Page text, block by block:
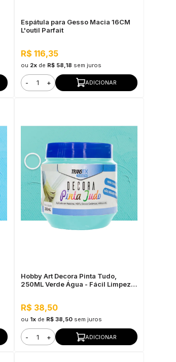
Espátula para Gesso Macia 16CM
L'outil Parfait
R$ 116,35
ou 2xde R$ 58,18 sem juros
- + ADICIONAR
Hobby Art Decora Pinta Tudo,
250ML Verde Água - Fácil Limpeza,
R$ 38,50
ou 1xde R$ 38,50 sem juros
- + ADICIONAR